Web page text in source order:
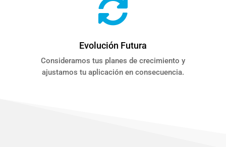

Evolución Futura
Consideramos tus planes de crecimiento y
ajustamos tu aplicación en consecuencia.